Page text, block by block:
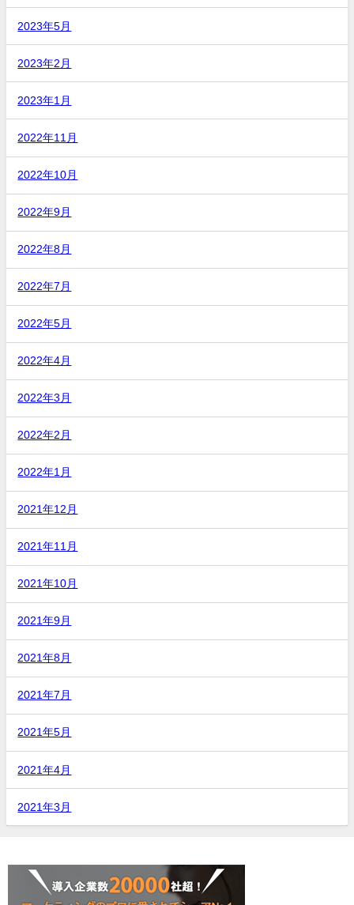
2023年5月
2023年2月
2023年1月
2022年11月
2022年10月
2022年9月
2022年8月
2022年7月
2022年5月
2022年4月
2022年3月
2022年2月
2022年1月
2021年12月
2021年11月
2021年10月
2021年9月
2021年8月
2021年7月
2021年5月
2021年4月
2021年3月